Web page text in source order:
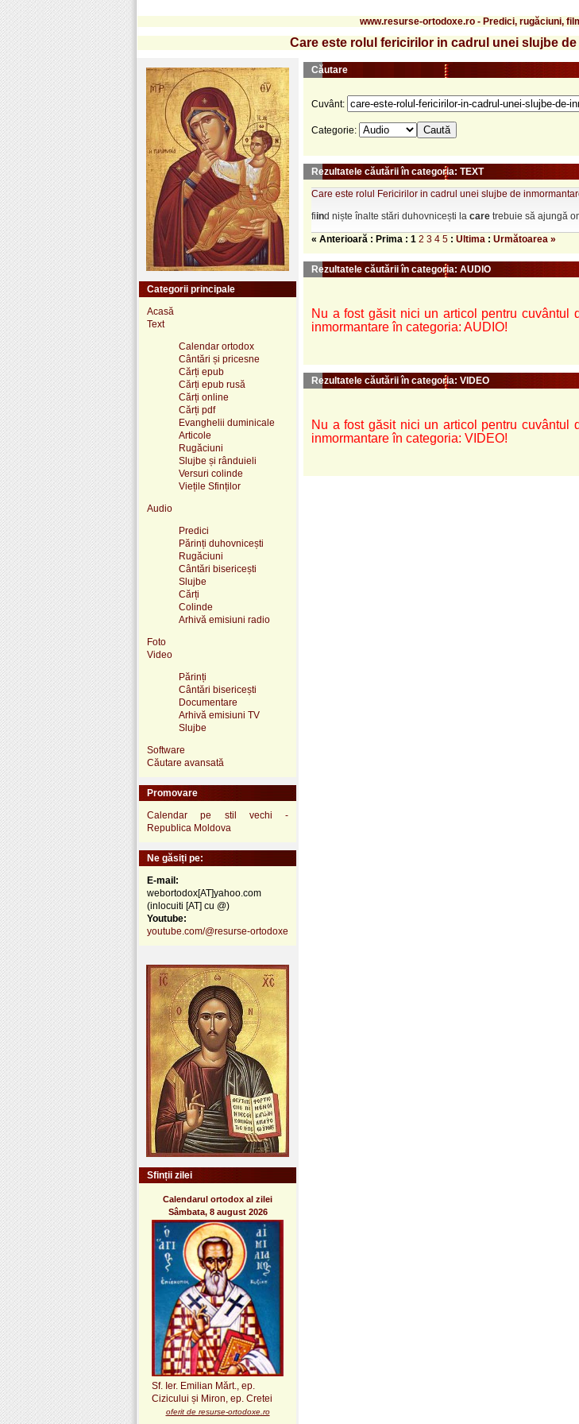
www.resurse-ortodoxe.ro - Predici, rugăciuni,
Care este rolul fericirilor in cadrul unei slujbe
Categorii principale
Acasă
Text
Calendar ortodox
Cântări și pricesne
Cărți epub
Cărți epub rusă
Cărți online
Cărți pdf
Evanghelii duminicale
Articole
Rugăciuni
Slujbe și rânduieli
Versuri colinde
Viețile Sfinților
Audio
Predici
Părinți duhovnicești
Rugăciuni
Cântări bisericești
Slujbe
Cărți
Colinde
Arhivă emisiuni radio
Foto
Video
Părinți
Cântări bisericești
Documentare
Arhivă emisiuni TV
Slujbe
Software
Căutare avansată
Promovare
Calendar pe stil vechi -
Republica Moldova
Ne găsiți pe:
E-mail:
webortodox[AT]yahoo.com
(inlocuiti [AT] cu @)
Youtube:
youtube.com/@resurse-ortodoxe
Căutare
Cuvânt:
Categorie:
Rezultatele căutării în categoria: TEXT
Care este rolul Fericirilor in cadrul unei slujbe de
fiind niște înalte stări duhovnicești la care trebuie să ajungă
« Anterioară : Prima : 1 2 3 4 5 : Ultima : Următoarea »
Rezultatele căutării în categoria: AUDIO
Nu a fost găsit nici un articol pentru cuvântul
inmormantare în categoria: AUDIO!
Rezultatele căutării în categoria: VIDEO
Nu a fost găsit nici un articol pentru cuvântul
inmormantare în categoria: VIDEO!
Sfinții zilei
Calendarul ortodox al zilei
Sâmbata, 8 august 2026
Sf. Ier. Emilian Mărt., ep.
Cizicului și Miron, ep. Cretei
oferit de resurse-ortodoxe.ro